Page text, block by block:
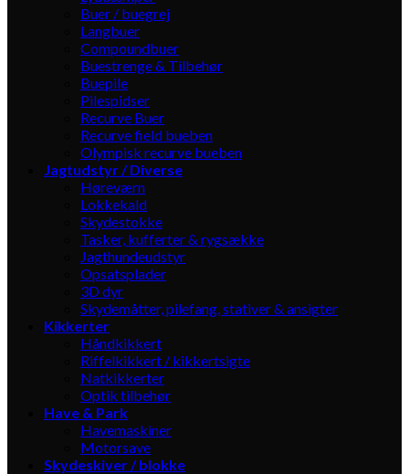
Buer / buegrej
Langbuer
Compoundbuer
Buestrenge & Tilbehør
Buepile
Pilespidser
Recurve Buer
Recurve field bueben
Olympisk recurve bueben
Jagtudstyr / Diverse
Høreværn
Lokkekald
Skydestokke
Tasker, kufferter & rygsække
Jagthundeudstyr
Opsatsplader
3D dyr
Skydemåtter, pilefang, stativer & ansigter
Kikkerter
Håndkikkert
Riffelkikkert / kikkertsigte
Natkikkerter
Optik tilbehør
Have & Park
Havemaskiner
Motorsave
Skydeskiver / blokke